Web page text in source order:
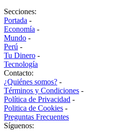
Secciones:
Portada -
Economía -
Mundo -
Perú -
Tu Dinero -
Tecnología
Contacto:
¿Quiénes somos? -
Términos y Condiciones -
Política de Privacidad -
Politica de Cookies -
Preguntas Frecuentes
Síguenos: